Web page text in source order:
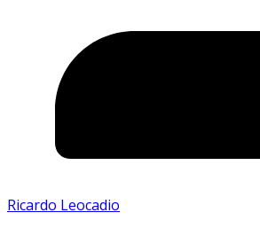
Ricardo Leocadio